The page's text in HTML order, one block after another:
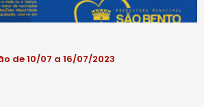
de 10/07 a 16/07/2023